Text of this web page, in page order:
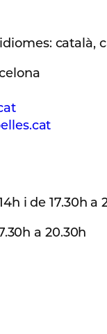
català,
i de 17.30h a
a 20.30h